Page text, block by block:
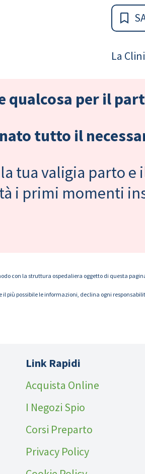
La
qualcosa per il
tutto il
tua valigia parto
i primi momenti
con la struttura ospedaliera oggetto di questa
più possibile le informazioni, declina ogni
Link Rapidi
Acquista Online
I Negozi Spio
Corsi Preparto
Privacy Policy